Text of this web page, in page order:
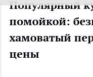
Популярный
помойкой:
хамоватый
цены